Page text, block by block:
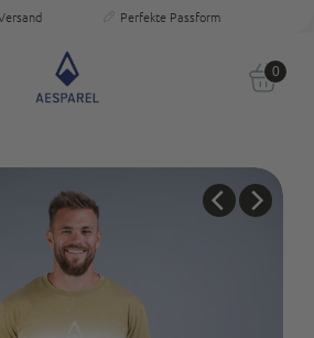
Einzigartige Passform & Komfort 30 Tage testen
0